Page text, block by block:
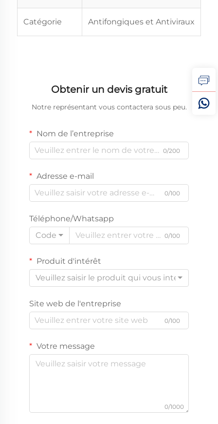
Catégorie Antifongiques et Antiviraux
Obtenir un devis gratuit
Notre représentant vous contactera sous peu.
Nom de l’entreprise
0/200
Adresse e-mail
0/100
Téléphone/Whatsapp
Code
0/100
Produit d'intérêt
Veuillez saisir le produit qui vous intéresse
Site web de l'entreprise
0/100
Votre message
0/1000